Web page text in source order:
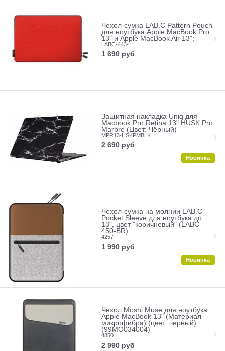
Чехол-сумка LAB.C Pattern Pouch
для ноутбука Apple MacBook Pro
13" и Apple MacBook Air 13";
LABC-443-
1 690 руб
Защитная накладка Uniq для
Macbook Pro Retina 13" HUSK Pro
Marbre (Цвет: Чёрный)
MPR13-HSKPMBLK
2 690 руб
Новинка
Чехол-сумка на молнии LAB.C
Pocket Sleeve для ноутбука до
13", цвет "коричневый" (LABC-
450-BR)
4257
1 990 руб
Новинка
Чехол Moshi Muse для ноутбука
Apple MacBook 13" (Материал
микрофибра) (цвет: черный)
(99MO034004)
4850
2 990 руб